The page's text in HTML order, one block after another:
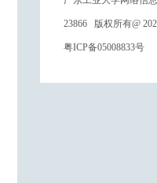
23866 版权所有@
粤ICP备05008833号